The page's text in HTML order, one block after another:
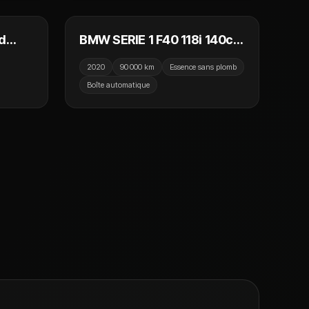
BMW SERIE 1 F40 118i 140cv
Caméra de recul / Bluetooth
2020 90 000 km
Essence sans plomb
Boîte automatique